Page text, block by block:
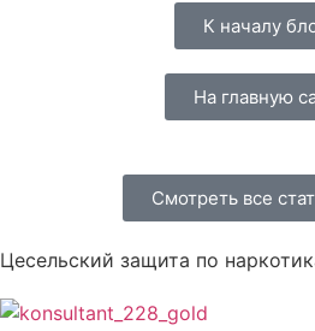
К началу
На главную
Смотреть все
Цесельский защита по